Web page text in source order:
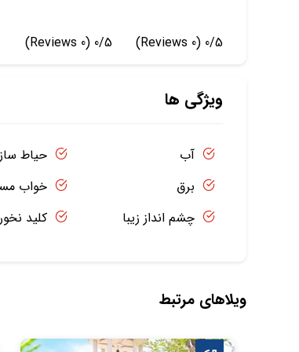
0/5
(0 Reviews)
0/5
(0 Reviews)
ویژگی ها
آب
برق
چشم انداز زیبا
حیاط
خواب
کلید
ویلاهای مرتبط